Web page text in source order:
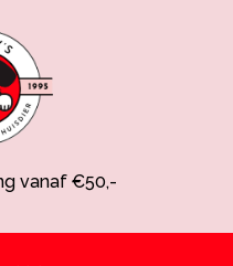
korting!
of shop@buddys.nl
in de regio